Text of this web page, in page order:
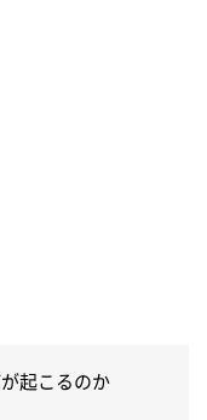
起こるのか